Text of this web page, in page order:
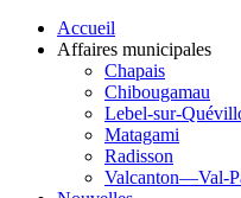
Accueil
Affaires municipales
Chapais
Chibougamau
Lebel-sur-
Matagami
Radisson
Valcanton—Val-